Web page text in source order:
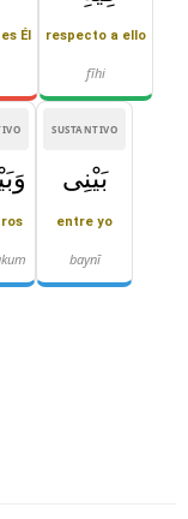
respecto a ello
fīhi
Él
SUSTANTIVO
بَيْنِى
entre yo
baynī